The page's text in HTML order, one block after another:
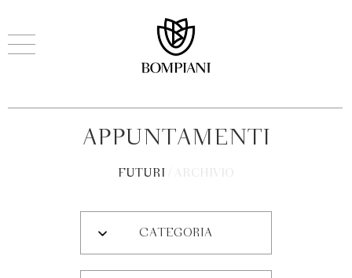
APPUNTAMENTI
FUTURI ARCHIVIO
CATEGORIA